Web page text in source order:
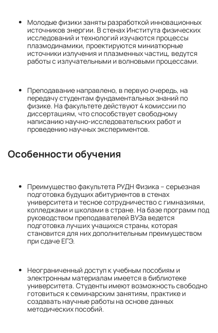
Молодые физики заняты разработкой инновационных
источников энергии. В стенах Института физических
исследований и технологий изучаются процессы
плазмодинамики, проектируются миниатюрные
источники излучения и плазменных частиц, ведутся
работы с излучательными и волновыми процессами.
Преподавание направлено, в первую очередь, на
передачу студентам фундаментальных знаний по
физике. На факультете действуют 4 комиссии по
диссертациям, что способствует свободному
написанию научно-исследовательских работ и
проведению научных экспериментов.
Особенности обучения
Преимущество факультета РУДН Физика – серьезная
подготовка будущих абитуриентов в стенах
университета и тесное сотрудничество с гимназиями,
колледжами и школами в стране. На базе программ под
руководством преподавателей ВУЗа ведется
подготовка лучших учащихся страны, которая
становится для них дополнительным преимуществом
при сдаче ЕГЭ.
Неограниченный доступ к учебным пособиям и
электронным материалам имеется в библиотеке
университета. Студенты имеют возможность свободно
готовиться к семинарским занятиям, практике и
создавать научные работы на основе данных
методических пособий.